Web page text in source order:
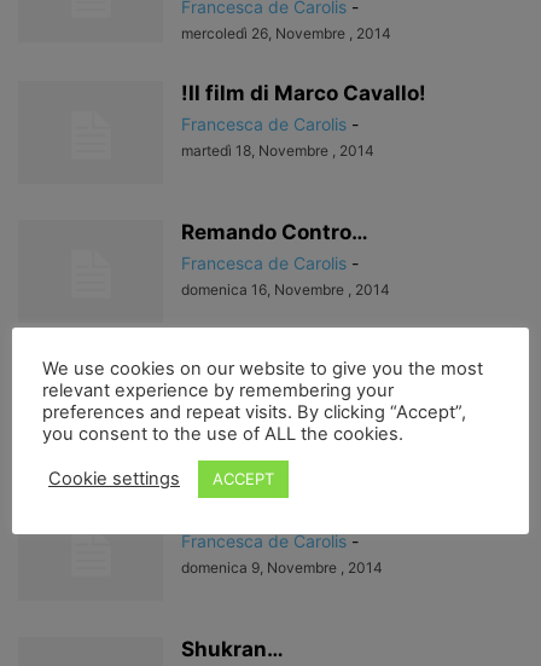
Francesca de Carolis -
mercoledì 26, Novembre , 2014
!Il film di Marco Cavallo!
Francesca de Carolis -
martedì 18, Novembre , 2014
Remando Contro…
Francesca de Carolis -
domenica 16, Novembre , 2014
dopo le parole del Papa…
Francesca de Carolis -
mercoledì 12, Novembre , 2014
Francesca de Carolis -
domenica 9, Novembre , 2014
Shukran…
We use cookies on our website to give you the most
relevant experience by remembering your
preferences and repeat visits. By clicking “Accept”,
you consent to the use of ALL the cookies.
Cookie settings ACCEPT